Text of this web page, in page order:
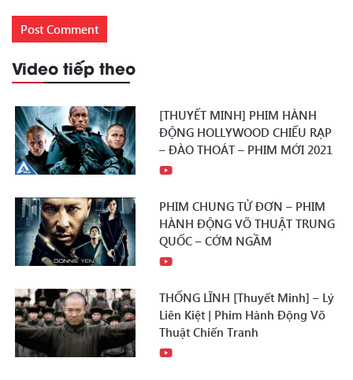
Video tiếp theo
[THUYẾT MINH] PHIM HÀNH
ĐỘNG HOLLYWOOD CHIẾU RẠP
– ĐÀO THOÁT – PHIM MỚI 2021
PHIM CHUNG TỬ ĐƠN – PHIM
HÀNH ĐỘNG VÕ THUẬT TRUNG
QUỐC – CỚM NGẦM
THỐNG LĨNH [Thuyết Minh] – Lý
Liên Kiệt | Phim Hành Động Võ
Thuật Chiến Tranh